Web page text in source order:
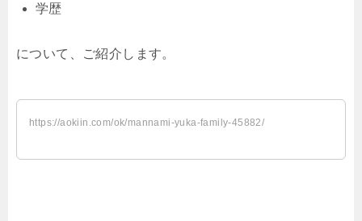
学歴
について、ご紹介します。
https://aokiin.com/ok/mannami-yuka-family-45882/